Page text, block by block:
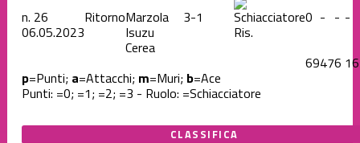
n. 26
06.05.2023
RitornoMarzola
Isuzu
Cerea
3-1
Ris.
0 - - -
69476 16
p=Punti; a=Attacchi; m=Muri; b=Ace
Punti: =0; =1; =2; =3 - Ruolo: =Schiacciatore
CLASSIFICA